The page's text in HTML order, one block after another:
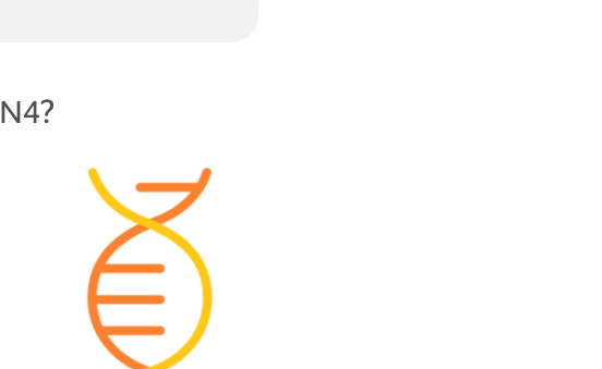
?
enfants soient atteints
elles un aspect différent ?
?